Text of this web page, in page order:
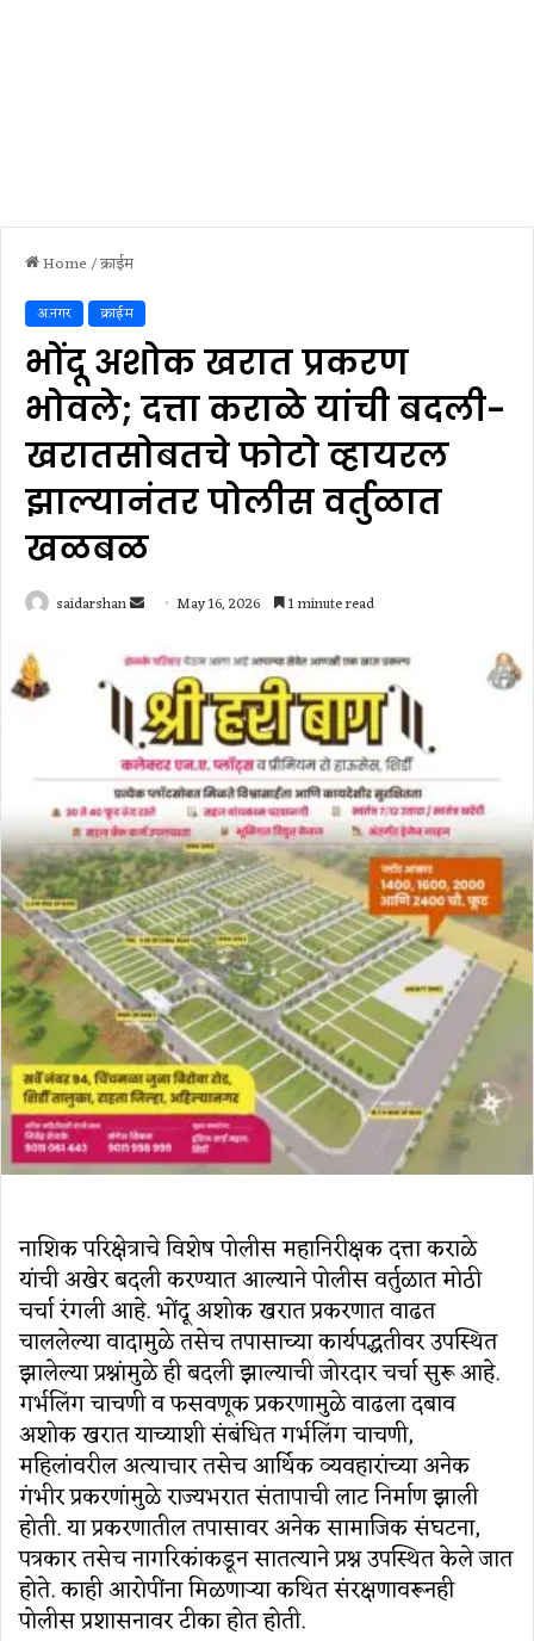
Home/क्राईम
अ.नगर क्राईम
भोंदू अशोक खरात प्रकरण
भोवले; दत्ता कराळे यांची बदली-
खरातसोबतचे फोटो व्हायरल
झाल्यानंतर पोलीस वर्तुळात
खळबळ
saidarshan
Send
email
May 16, 2026 1 minute read
नाशिक परिक्षेत्राचे विशेष पोलीस महानिरीक्षक दत्ता कराळे
यांची अखेर बदली करण्यात आल्याने पोलीस वर्तुळात मोठी
चर्चा रंगली आहे. भोंदू अशोक खरात प्रकरणात वाढत
चाललेल्या वादामुळे तसेच तपासाच्या कार्यपद्धतीवर उपस्थित
झालेल्या प्रश्नांमुळे ही बदली झाल्याची जोरदार चर्चा सुरू आहे.
गर्भलिंग चाचणी व फसवणूक प्रकरणामुळे वाढला दबाव
अशोक खरात याच्याशी संबंधित गर्भलिंग चाचणी,
महिलांवरील अत्याचार तसेच आर्थिक व्यवहारांच्या अनेक
गंभीर प्रकरणांमुळे राज्यभरात संतापाची लाट निर्माण झाली
होती. या प्रकरणातील तपासावर अनेक सामाजिक संघटना,
पत्रकार तसेच नागरिकांकडून सातत्याने प्रश्न उपस्थित केले जात
होते. काही आरोपींना मिळणाऱ्या कथित संरक्षणावरूनही
पोलीस प्रशासनावर टीका होत होती.